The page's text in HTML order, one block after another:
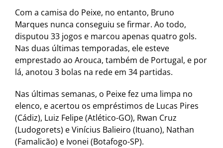
Com a camisa do Peixe, no entanto, Bruno
Marques nunca conseguiu se firmar. Ao todo,
disputou 33 jogos e marcou apenas quatro gols.
Nas duas últimas temporadas, ele esteve
emprestado ao Arouca, também de Portugal, e por
lá, anotou 3 bolas na rede em 34 partidas.
Nas últimas semanas, o Peixe fez uma limpa no
elenco, e acertou os empréstimos de Lucas Pires
(Cádiz), Luiz Felipe (Atlético-GO), Rwan Cruz
(Ludogorets) e Vinícius Balieiro (Ituano), Nathan
(Famalicão) e Ivonei (Botafogo-SP).